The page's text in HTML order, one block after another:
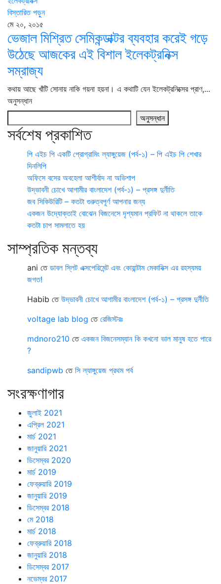
বিস্তারিত পড়ুন
মে ২০, ২০১৫
ভেজাল মিশ্রিত সেমিকন্ডাক্টর ব্যবহার করেই গড়ে
উঠেছে আজকের এই বিশাল ইলেকট্রনিক্স
সম্রাজ্য
কথায় আছে খাঁটি সোনায় নাকি গয়না হয়না। এ কথাটি যেন ইলেকট্রনিক্সের প্রাণ,...
অনুসন্ধান
অনুসন্ধান
সর্বশেষ প্রকাশিত
পি এইচ পি একটি প্রোগ্রামিং ল্যাঙ্গুয়েজ (পর্ব-১) – পি এইচ পি শেখার
দিনলিপি
অফিসে বসের অবহেলা আশীর্বাদ না অভিশাপ
উদ্ভাবনী চোখে আগামীর বাংলাদেশ (পর্ব-১) – প্রসঙ্গ দুর্নীতি
জব সিকিউরিটি – কতটা গুরুত্বপূর্ণ আপনার জন্য
একজন উদ্যোক্তাই বোঝেন বিজনেসে দৃশ্যমান প্রফিট না থাকলে তাকে
কতটা চাপ সামলাতে হয়
সাম্প্রতিক মন্তব্য
ani তে ডাবল স্লিট এক্সপেরিমেন্ট এবং কোয়ান্টাম মেকানিক্স এর রহস্যময়
জগত!
Habib তে উদ্ভাবনী চোখে আগামীর বাংলাদেশ (পর্ব-১) – প্রসঙ্গ দুর্নীতি
voltage lab blog তে রেজিস্টরঃ
mdnoro210 তে একজন বিজনেসম্যান কি কখনো ভাল মানুষ হতে পারে
?
sandipwb তে সি ল্যাঙ্গুয়েজ প্রথম পর্ব
সংরক্ষণাগার
জুলাই 2021
এপ্রিল 2021
মার্চ 2021
জানুয়ারি 2021
ডিসেম্বর 2020
মার্চ 2019
ফেব্রুয়ারি 2019
জানুয়ারি 2019
ডিসেম্বর 2018
মে 2018
মার্চ 2018
ফেব্রুয়ারি 2018
জানুয়ারি 2018
ডিসেম্বর 2017
নভেম্বর 2017